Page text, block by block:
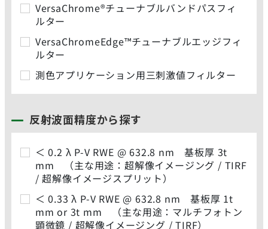
VersaChrome®チューナブルバンドパスフィ
ルター
VersaChromeEdge™チューナブルエッジフィ
ルター
測色アプリケーション用三刺激値フィルター
反射波面精度から探す
＜ 0.2 λ P-V RWE @ 632.8 nm 基板厚 3t
mm （主な用途：超解像イメージング / TIRF
/ 超解像イメージスプリット）
＜ 0.33 λ P-V RWE @ 632.8 nm 基板厚 1t
mm or 3t mm （主な用途：マルチフォトン
顕微鏡 / 超解像イメージング / TIRF）